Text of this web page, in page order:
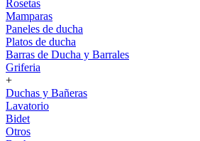
Rosetas
Mamparas
Paneles de ducha
Platos de ducha
Barras de Ducha y Barrales
Griferia
+
Duchas y Bañeras
Lavatorio
Bidet
Otros